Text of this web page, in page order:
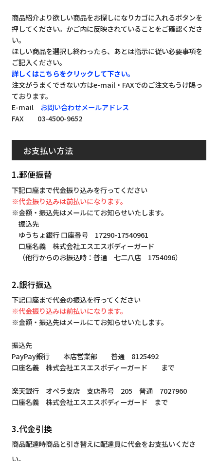
商品紹介より欲しい商品をお探しになりカゴに入れるボタンを
押してください。かご内に反映されていることをご確認くださ
い。
ほしい商品を選択し終わったら、あとは指示に従い必要事項を
ご記入ください。
詳しくはこちらをクリックして下さい。
注文がうまくできない方はe-mail・FAXでのご注文もうけ賜っ
ております。
E-mail お問い合わせメールアドレス
FAX 03-4500-9652
お支払い方法
1.郵便振替
下記口座まで代金振り込みを行ってください
※代金振り込みは前払いになります。
※金額・振込先はメールにてお知らせいたします。
振込先
ゆうちょ銀行 口座番号 17290-17540961
口座名義 株式会社エスエスボディーガード
（他行からのお振込時：普通 七二八店 1754096）
2.銀行振込
下記口座まで代金の振込を行ってください
※代金振り込みは前払いになります。
※金額・振込先はメールにてお知らせいたします。
振込先
PayPay銀行 本店営業部 普通 8125492
口座名義 株式会社エスエスボディーガード まで
楽天銀行 オペラ支店 支店番号 205 普通 7027960
口座名義 株式会社エスエスボディーガード まで
3.代金引換
商品配達時商品と引き替えに配達員に代金をお支払いくださ
い。